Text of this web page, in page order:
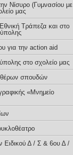
Νίσυρο (Γυμνασίου με
μας
Τράπεζα και στο
για την action aid
στο σχολείο μας
σπουδών
«Μνημείο
Ειδικού Δ / Σ & 6ου Δ /